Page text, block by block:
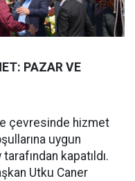
PAZAR VE
çevresinde hizmet
uygun
kapatıldı.
Utku Caner